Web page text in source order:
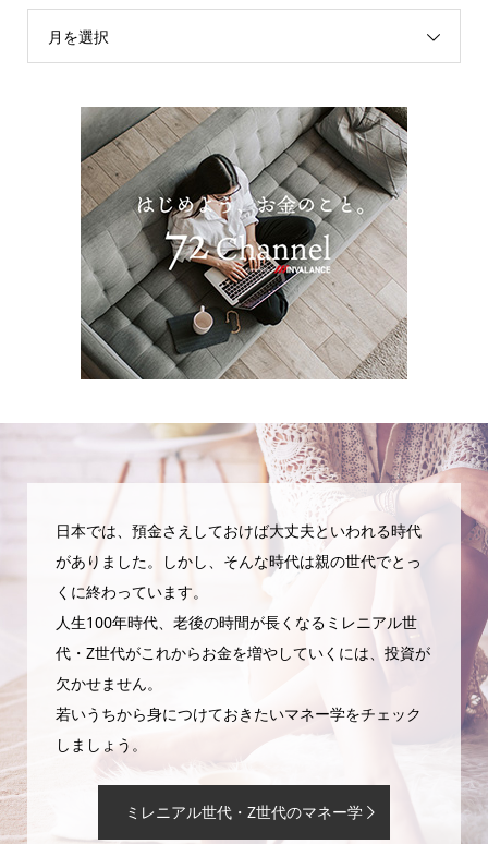
月を選択
日本では、預金さえしておけば大丈夫といわれる時代
がありました。しかし、そんな時代は親の世代でとっ
くに終わっています。
人生100年時代、老後の時間が長くなるミレニアル世
代・Z世代がこれからお金を増やしていくには、投資が
欠かせません。
若いうちから身につけておきたいマネー学をチェック
しましょう。
ミレニアル世代・Z世代のマネー学